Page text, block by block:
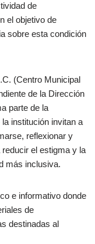
de
el objetivo de
sobre esta condición
(Centro Municipal
de la Dirección
parte de la
institución invitan a
reflexionar y
el estigma y la
más inclusiva.
e informativo donde
de
destinadas al